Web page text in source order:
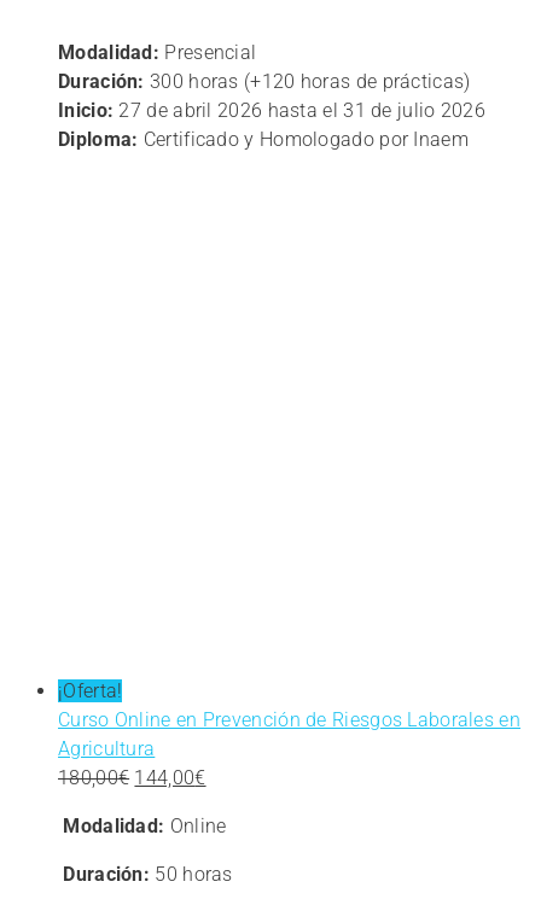
Modalidad: Presencial
Duración: 300 horas (+120 horas de prácticas)
Inicio: 27 de abril 2026 hasta el 31 de julio 2026
Diploma: Certificado y Homologado por Inaem
¡Oferta!
Curso Online en Prevención de Riesgos Laborales en
Agricultura
180,00€ El
original
era:
144,00€
actual
Modalidad: Online
Duración: 50 horas